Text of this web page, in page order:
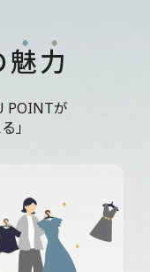
魅力
POINTが
」